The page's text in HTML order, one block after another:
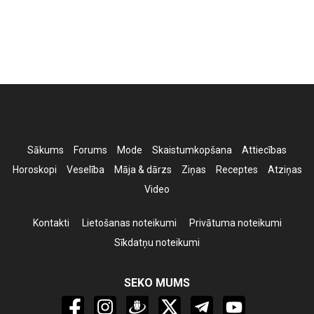
Sākums Forums Mode Skaistumkopšana
Attiecības
Horoskopi
Veselība Māja & dārzs Ziņas Receptes
Atziņas
Video
Kontakti Lietošanas noteikumi
Privātuma noteikumi
Sīkdatņu noteikumi
SEKO MUMS